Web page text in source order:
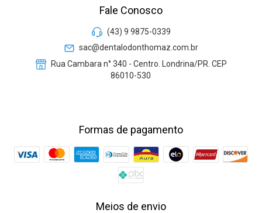
Fale Conosco
(43) 9 9875-0339
sac@dentalodonthomaz.com.br
Rua Cambara n° 340 - Centro. Londrina/PR. CEP
86010-530
Formas de pagamento
Meios de envio